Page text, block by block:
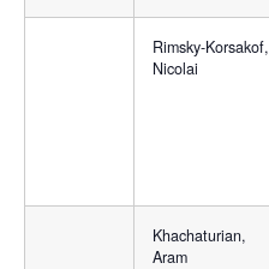
Rimsky-Korsakof,
Nicolai
Khachaturian,
Aram